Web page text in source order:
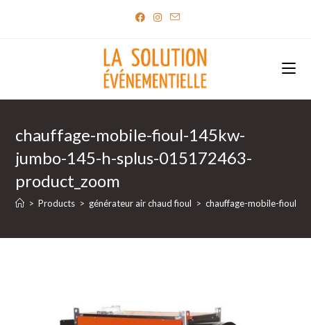
chauffage-mobile-fioul-145kw-
jumbo-145-h-splus-015172463-
product_zoom
> Products > générateur air chaud fioul > chauffage-mobile-fioul-